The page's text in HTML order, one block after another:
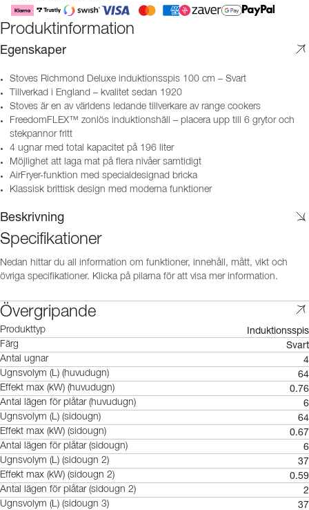
Produktinformation
Egenskaper
Stoves Richmond Deluxe induktionsspis 100 cm – Svart
Tillverkad i England – kvalitet sedan 1920
Stoves är en av världens ledande tillverkare av range cookers
FreedomFLEX™ zonlös induktionshäll – placera upp till 6 grytor och
stekpannor fritt
4 ugnar med total kapacitet på 196 liter
Möjlighet att laga mat på flera nivåer samtidigt
AirFryer-funktion med specialdesignad bricka
Klassisk brittisk design med moderna funktioner
Beskrivning
Specifikationer
Nedan hittar du all information om funktioner, innehåll, mått, vikt och
övriga specifikationer. Klicka på pilarna för att visa mer information.
Övergripande
Produkttyp Induktionsspis
Färg Svart
Antal ugnar 4
Ugnsvolym (L) (huvudugn) 64
Effekt max (kW) (huvudugn) 0.76
Antal lägen för plåtar (huvudugn) 6
Ugnsvolym (L) (sidougn) 64
Effekt max (kW) (sidougn) 0.67
Antal lägen för plåtar (sidougn) 6
Ugnsvolym (L) (sidougn 2) 37
Effekt max (kW) (sidougn 2) 0.59
Antal lägen för plåtar (sidougn 2) 2
Ugnsvolym (L) (sidougn 3) 37